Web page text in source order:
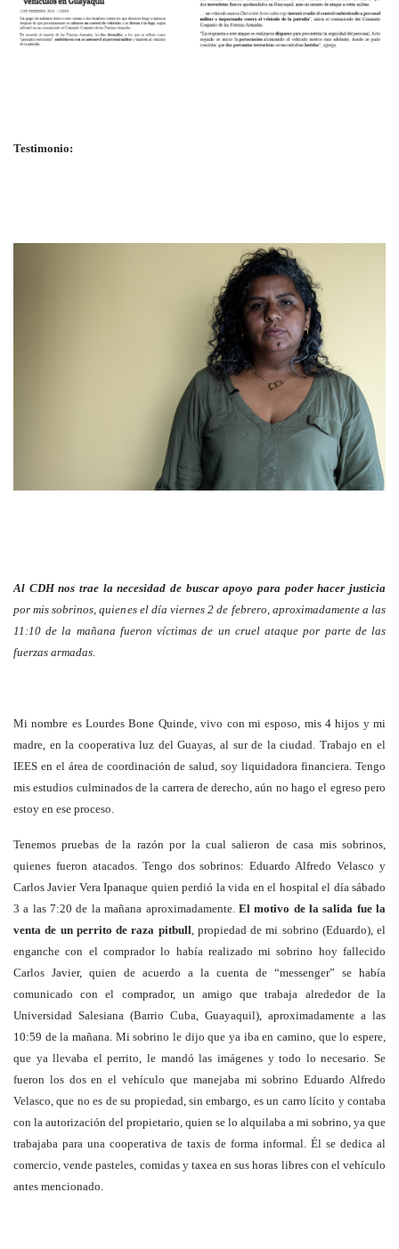
Testimonio:
Al CDH nos trae la necesidad de buscar apoyo para poder hacer justicia
por mis sobrinos, quienes el día viernes 2 de febrero, aproximadamente a las
11:10 de la mañana fueron víctimas de un cruel ataque por parte de las
fuerzas armadas.
Mi nombre es Lourdes Bone Quinde, vivo con mi esposo, mis 4 hijos y mi
madre, en la cooperativa luz del Guayas, al sur de la ciudad. Trabajo en el
IEES en el área de coordinación de salud, soy liquidadora financiera. Tengo
mis estudios culminados de la carrera de derecho, aún no hago el egreso pero
estoy en ese proceso.
Tenemos pruebas de la razón por la cual salieron de casa mis sobrinos,
quienes fueron atacados. Tengo dos sobrinos: Eduardo Alfredo Velasco y
Carlos Javier Vera Ipanaque quien perdió la vida en el hospital el día sábado
3 a las 7:20 de la mañana aproximadamente. El motivo de la salida fue la
venta de un perrito de raza pitbull, propiedad de mi sobrino (Eduardo), el
enganche con el comprador lo había realizado mi sobrino hoy fallecido
Carlos Javier, quien de acuerdo a la cuenta de “messenger” se había
comunicado con el comprador, un amigo que trabaja alrededor de la
Universidad Salesiana (Barrio Cuba, Guayaquil), aproximadamente a las
10:59 de la mañana. Mi sobrino le dijo que ya iba en camino, que lo espere,
que ya llevaba el perrito, le mandó las imágenes y todo lo necesario. Se
fueron los dos en el vehículo que manejaba mi sobrino Eduardo Alfredo
Velasco, que no es de su propiedad, sin embargo, es un carro lícito y contaba
con la autorización del propietario, quien se lo alquilaba a mi sobrino, ya que
trabajaba para una cooperativa de taxis de forma informal. Él se dedica al
comercio, vende pasteles, comidas y taxea en sus horas libres con el vehículo
antes mencionado.